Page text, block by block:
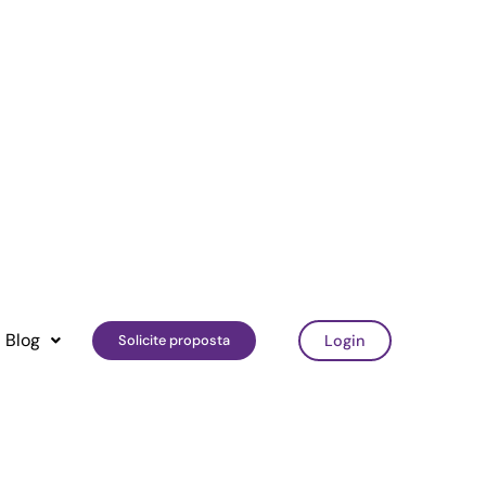
Blog Solicite proposta Login